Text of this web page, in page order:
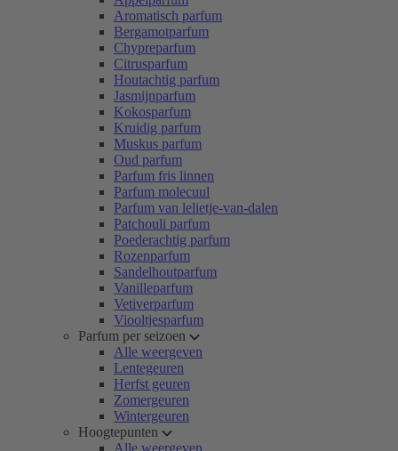
Aromatisch parfum
Bergamotparfum
Chypreparfum
Citrusparfum
Houtachtig parfum
Jasmijnparfum
Kokosparfum
Kruidig parfum
Muskus parfum
Oud parfum
Parfum fris linnen
Parfum molecuul
Parfum van lelietje-van-dalen
Patchouli parfum
Poederachtig parfum
Rozenparfum
Sandelhoutparfum
Vanilleparfum
Vetiverparfum
Viooltjesparfum
Parfum per seizoen
Alle weergeven
Lentegeuren
Herfst geuren
Zomergeuren
Wintergeuren
Hoogtepunten
Alle weergeven